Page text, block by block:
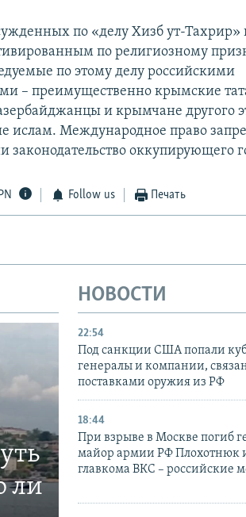
по «делу Хизб ут-
по религиозному
по этому делу российскими
– преимущественно крымские
и крымчане другого
ислам. Международное право
оккупирующего
Follow us Печать
ли
НОВОСТИ
22:54
Под санкции США попали
генералы и компании,
поставками оружия из РФ
18:44
При взрыве в Москве погиб
майор армии РФ Плохотнюк
главкома ВКС – российские